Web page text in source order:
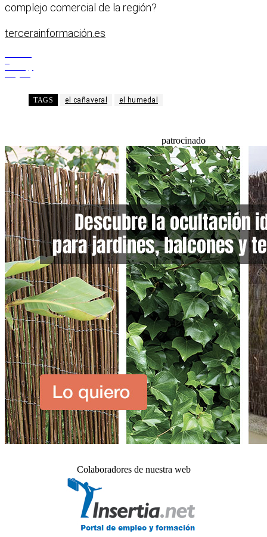
complejo comercial de la región?
tercerainformación.es
TAGS el cañaveral el humedal
patrocinado
Colaboradores de nuestra web